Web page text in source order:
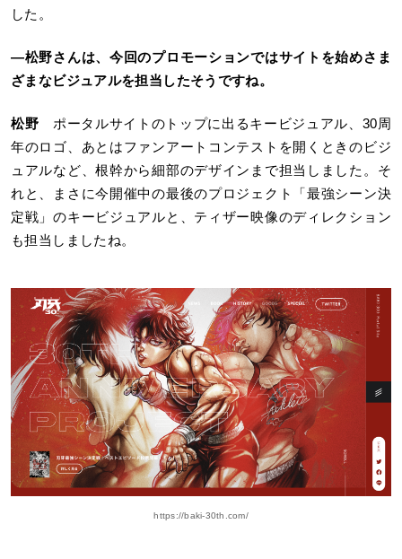
した。
―松野さんは、今回のプロモーションではサイトを始めさま
ざまなビジュアルを担当したそうですね。
松野 ポータルサイトのトップに出るキービジュアル、30周
年のロゴ、あとはファンアートコンテストを開くときのビジ
ュアルなど、根幹から細部のデザインまで担当しました。そ
れと、まさに今開催中の最後のプロジェクト「最強シーン決
定戦」のキービジュアルと、ティザー映像のディレクション
も担当しましたね。
https://baki-30th.com/